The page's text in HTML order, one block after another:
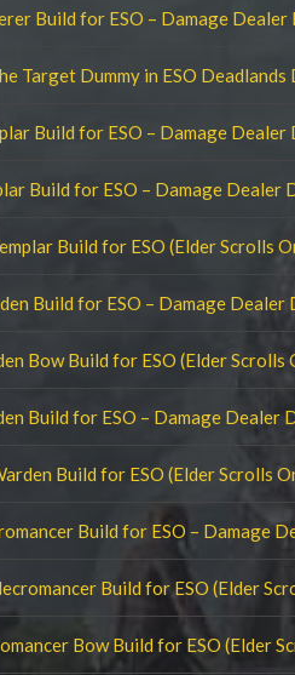
Build for ESO – Damage Dealer
Target Dummy in ESO Deadlands
Build for ESO – Damage Dealer
Build for ESO – Damage Dealer
Build for ESO (Elder Scrolls
Build for ESO – Damage Dealer
Bow Build for ESO (Elder Scrolls
Build for ESO – Damage Dealer
Build for ESO (Elder Scrolls
Build for ESO – Damage
Build for ESO (Elder
Bow Build for ESO (Elder